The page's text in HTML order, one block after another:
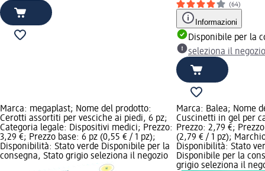
(64)
Informazioni
Disponibile per la
seleziona il
Marca: megaplast; Nome del prodotto:
Cerotti assortiti per vesciche ai piedi, 6 pz;
Categoria legale: Dispositivi medici; Prezzo:
3,29 €; Prezzo base: 6 pz (0,55 € / 1 pz);
Disponibilità: Stato verde Disponibile per la
consegna, Stato grigio seleziona il negozio
Marca: Balea; Nome
Cuscinetti in gel per
Prezzo: 2,79 €;
(2,79 € / 1 pz);
Disponibilità: Stato
Disponibile per la
grigio seleziona il